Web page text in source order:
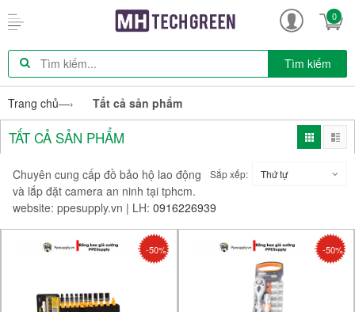
0
Tìm kiếm
Trang chủ—› Tất cả sản phẩm
TẤT CẢ SẢN PHẨM
Sắp xếp: Thứ tự
Chuyên cung cấp đồ bảo hộ lao động
và lắp đặt camera an ninh tại tphcm.
website: ppesupply.vn | LH: 0916226939
-50% -50%